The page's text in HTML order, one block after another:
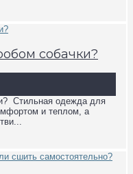
собачки?
Стильная одежда для
и теплом, а